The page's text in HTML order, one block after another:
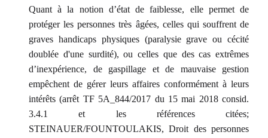
Quant à la notion d’état de faiblesse, elle permet de
protéger les personnes très âgées, celles qui souffrent de
graves handicaps physiques (paralysie grave ou cécité
doublée d'une surdité), ou celles que des cas extrêmes
d’inexpérience, de gaspillage et de mauvaise gestion
empêchent de gérer leurs affaires conformément à leurs
intérêts (arrêt TF 5A_844/2017 du 15 mai 2018 consid.
3.4.1 et les références citées;
STEINAUER/FOUNTOULAKIS, Droit des personnes